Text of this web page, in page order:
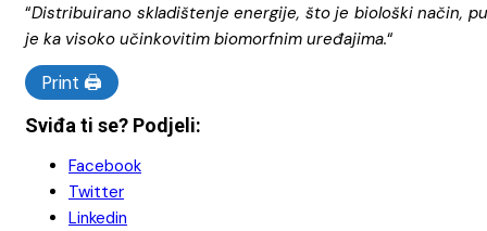
“Distribuirano skladištenje energije, što je biološki način,
je ka visoko učinkovitim biomorfnim uređajima.“
Print 🖨
Sviđa ti se? Podjeli:
Facebook
Twitter
Linkedin